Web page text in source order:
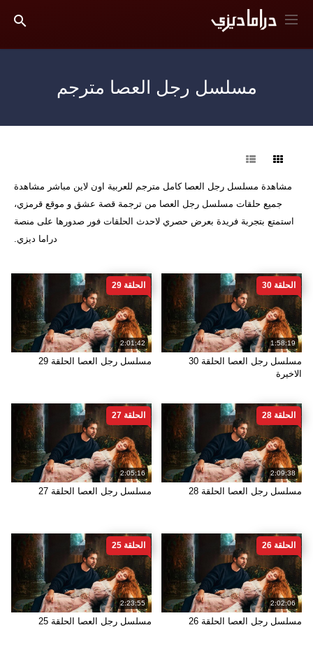
مسلسل رجل العصا مترجم
مشاهدة مسلسل رجل العصا كامل مترجم للعربية اون لاين مباشر مشاهدة
جميع حلقات مسلسل رجل العصا من ترجمة قصة عشق و موقع قرمزي،
استمتع بتجربة فريدة بعرض حصري لاحدث الحلقات فور صدورها على منصة
دراما ديزي.
1:58:19
الحلقة 30
مسلسل رجل العصا الحلقة 30
الاخيرة
2:01:42
الحلقة 29
مسلسل رجل العصا الحلقة 29
2:09:38
الحلقة 28
مسلسل رجل العصا الحلقة 28
2:05:16
الحلقة 27
مسلسل رجل العصا الحلقة 27
2:02:06
الحلقة 26
مسلسل رجل العصا الحلقة 26
2:23:55
الحلقة 25
مسلسل رجل العصا الحلقة 25